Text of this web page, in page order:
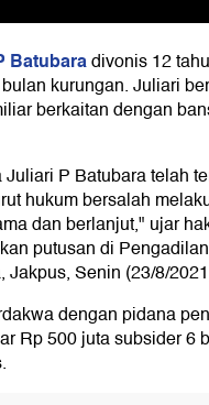
Batubaradivonis 12
kurungan. Juliari
berkaitan dengan
P Batubara telah
hukum bersalah
dan berlanjut," ujar
putusan di
Senin (23/8/
dengan pidana
Rp 500 juta subsider 6